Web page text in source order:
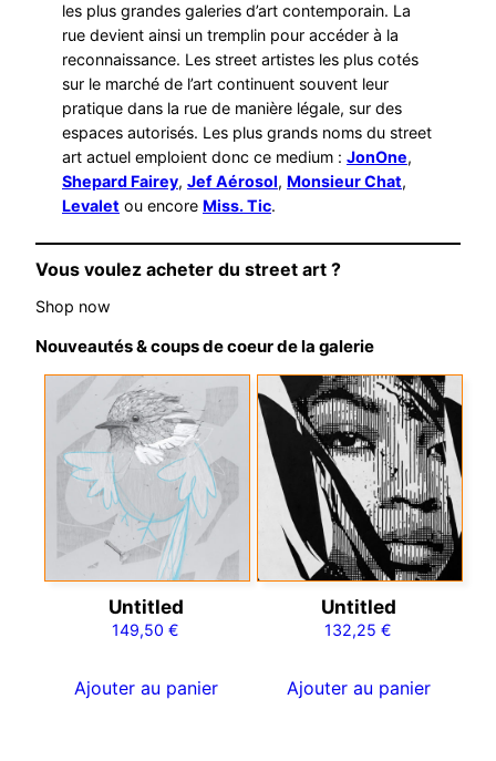
les plus grandes galeries d’art contemporain. La
rue devient ainsi un tremplin pour accéder à la
reconnaissance. Les street artistes les plus cotés
sur le marché de l’art continuent souvent leur
pratique dans la rue de manière légale, sur des
espaces autorisés. Les plus grands noms du street
art actuel emploient donc ce medium : JonOne,
Shepard Fairey, Jef Aérosol, Monsieur Chat,
Levalet ou encore Miss. Tic.
Vous voulez acheter du street art ?
Shop now
Nouveautés & coups de coeur de la galerie
Untitled
149,50€
Ajouter au panier
Untitled
132,25€
Ajouter au panier